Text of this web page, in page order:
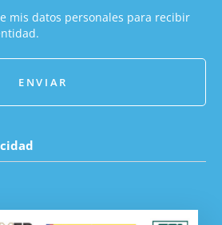
mis datos personales para recibir
ENVIAR